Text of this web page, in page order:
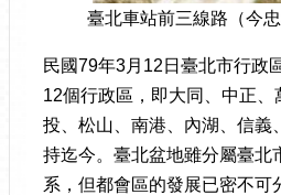
臺北車站前三線路（今忠
民國79年3月12日臺北市行政
12個行政區，即大同、中正
投、松山、南港、內湖、信義
持迄今。臺北盆地雖分屬臺北
系，但都會區的發展已密不可